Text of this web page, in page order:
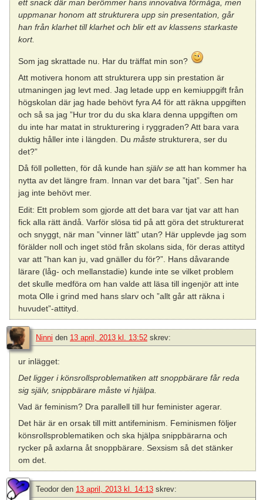
ett snack där man berömmer hans innovativa förmåga, men
uppmanar honom att strukturera upp sin presentation, går
han från klarhet till klarhet och blir ett av klassens starkaste
kort.
Som jag skrattade nu. Har du träffat min son?
Att motivera honom att strukturera upp sin prestation är
utmaningen jag levt med. Jag letade upp en kemiuppgift från
högskolan där jag hade behövt fyra A4 för att räkna uppgiften
och så sa jag ”Hur tror du du ska klara denna uppgiften om
du inte har matat in strukturering i ryggraden? Att bara vara
duktig håller inte i längden. Dumåste strukturera, ser du
det?”
Då föll polletten, för då kunde hansjälv seatt han kommer ha
nytta av det längre fram. Innan var det bara ”tjat”. Sen har
jag inte behövt mer.
Edit: Ett problem som gjorde att det bara var tjat var att han
fick alla rätt ändå. Varför slösa tid på att göra det strukturerat
och snyggt, när man ”vinner lätt” utan? Här upplevde jag som
förälder noll och inget stöd från skolans sida, för deras attityd
var att ”han kan ju, vad gnäller du för?”. Hans dåvarande
lärare (låg- och mellanstadie) kunde inte se vilket problem
det skulle medföra om han valde att läsa till ingenjör att inte
mota Olle i grind med hans slarv och ”allt går att räkna i
huvudet”-attityd.
Ninni den 13 april, 2013 kl. 13:52 skrev:
ur inlägget:
Det ligger i könsrollsproblematiken att snoppbärare får reda
sig själv, snippbärare måste vi hjälpa.
Vad är feminism? Dra parallell till hur feminister agerar.
Det här är en orsak till mitt antifeminism. Feminismen följer
könsrollsproblematiken och ska hjälpa snippbärarna och
rycker på axlarna åt snoppbärare. Sexsism så det stänker
om det.
Teodor den 13 april, 2013 kl. 14:13 skrev: